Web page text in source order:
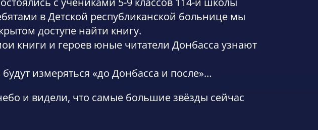
в Детской республиканской больнице мы
доступе найти книгу.
книги и героев юные читатели Донбасса узнают
измеряться «до Донбасса и после»…
и видели, что самые большие звёзды сейчас